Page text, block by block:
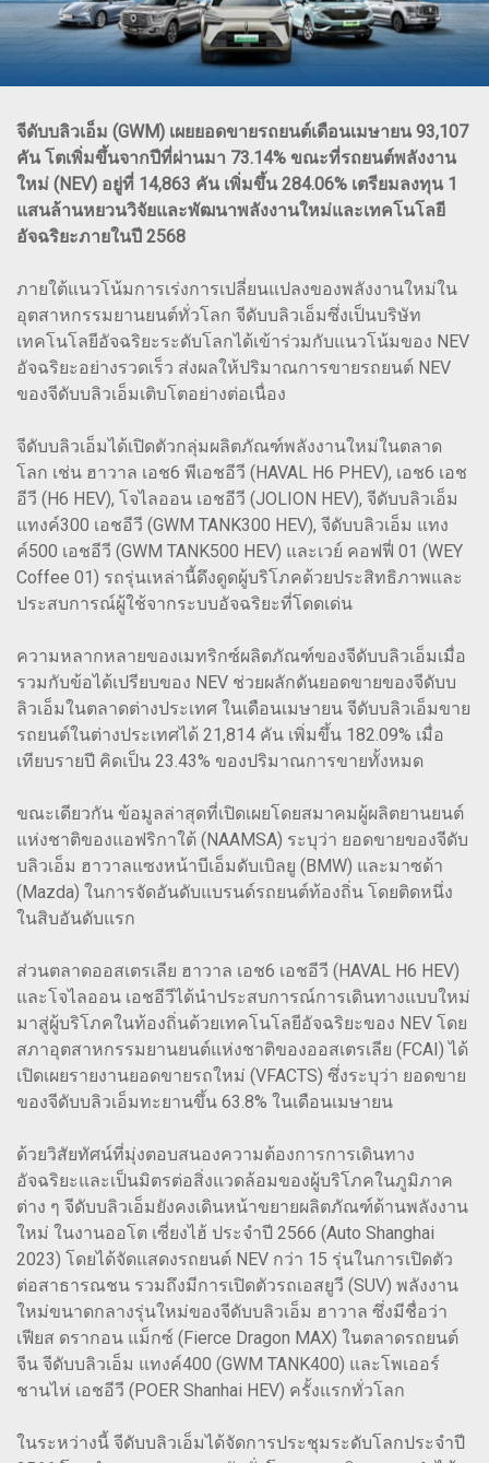
จีดับบลิวเอ็ม (GWM) เผยยอดขายรถยนต์เดือนเมษายน 93,107
คัน โตเพิ่มขึ้นจากปีที่ผ่านมา 73.14% ขณะที่รถยนต์พลังงาน
ใหม่ (NEV) อยู่ที่ 14,863 คัน เพิ่มขึ้น 284.06% เตรียมลงทุน 1
แสนล้านหยวนวิจัยและพัฒนาพลังงานใหม่และเทคโนโลยี
อัจฉริยะภายในปี 2568
ภายใต้แนวโน้มการเร่งการเปลี่ยนแปลงของพลังงานใหม่ใน
อุตสาหกรรมยานยนต์ทั่วโลก จีดับบลิวเอ็มซึ่งเป็นบริษัท
เทคโนโลยีอัจฉริยะระดับโลกได้เข้าร่วมกับแนวโน้มของ NEV
อัจฉริยะอย่างรวดเร็ว ส่งผลให้ปริมาณการขายรถยนต์ NEV
ของจีดับบลิวเอ็มเติบโตอย่างต่อเนื่อง
จีดับบลิวเอ็มได้เปิดตัวกลุ่มผลิตภัณฑ์พลังงานใหม่ในตลาด
โลก เช่น ฮาวาล เอช6 พีเอชอีวี (HAVAL H6 PHEV), เอช6 เอช
อีวี (H6 HEV), โจไลออน เอชอีวี (JOLION HEV), จีดับบลิวเอ็ม
แทงค์300 เอชอีวี (GWM TANK300 HEV), จีดับบลิวเอ็ม แทง
ค์500 เอชอีวี (GWM TANK500 HEV) และเวย์ คอฟฟี่ 01 (WEY
Coffee 01) รถรุ่นเหล่านี้ดึงดูดผู้บริโภคด้วยประสิทธิภาพและ
ประสบการณ์ผู้ใช้จากระบบอัจฉริยะที่โดดเด่น
ความหลากหลายของเมทริกซ์ผลิตภัณฑ์ของจีดับบลิวเอ็มเมื่อ
รวมกับข้อได้เปรียบของ NEV ช่วยผลักดันยอดขายของจีดับบ
ลิวเอ็มในตลาดต่างประเทศ ในเดือนเมษายน จีดับบลิวเอ็มขาย
รถยนต์ในต่างประเทศได้ 21,814 คัน เพิ่มขึ้น 182.09% เมื่อ
เทียบรายปี คิดเป็น 23.43% ของปริมาณการขายทั้งหมด
ขณะเดียวกัน ข้อมูลล่าสุดที่เปิดเผยโดยสมาคมผู้ผลิตยานยนต์
แห่งชาติของแอฟริกาใต้ (NAAMSA) ระบุว่า ยอดขายของจีดับ
บลิวเอ็ม ฮาวาลแซงหน้าบีเอ็มดับเบิลยู (BMW) และมาซด้า
(Mazda) ในการจัดอันดับแบรนด์รถยนต์ท้องถิ่น โดยติดหนึ่ง
ในสิบอันดับแรก
ส่วนตลาดออสเตรเลีย ฮาวาล เอช6 เอชอีวี (HAVAL H6 HEV)
และโจไลออน เอชอีวีได้นำประสบการณ์การเดินทางแบบใหม่
มาสู่ผู้บริโภคในท้องถิ่นด้วยเทคโนโลยีอัจฉริยะของ NEV โดย
สภาอุตสาหกรรมยานยนต์แห่งชาติของออสเตรเลีย (FCAI) ได้
เปิดเผยรายงานยอดขายรถใหม่ (VFACTS) ซึ่งระบุว่า ยอดขาย
ของจีดับบลิวเอ็มทะยานขึ้น 63.8% ในเดือนเมษายน
ด้วยวิสัยทัศน์ที่มุ่งตอบสนองความต้องการการเดินทาง
อัจฉริยะและเป็นมิตรต่อสิ่งแวดล้อมของผู้บริโภคในภูมิภาค
ต่าง ๆ จีดับบลิวเอ็มยังคงเดินหน้าขยายผลิตภัณฑ์ด้านพลังงาน
ใหม่ ในงานออโต เซี่ยงไฮ้ ประจำปี 2566 (Auto Shanghai
2023) โดยได้จัดแสดงรถยนต์ NEV กว่า 15 รุ่นในการเปิดตัว
ต่อสาธารณชน รวมถึงมีการเปิดตัวรถเอสยูวี (SUV) พลังงาน
ใหม่ขนาดกลางรุ่นใหม่ของจีดับบลิวเอ็ม ฮาวาล ซึ่งมีชื่อว่า
เฟียส ดรากอน แม็กซ์ (Fierce Dragon MAX) ในตลาดรถยนต์
จีน จีดับบลิวเอ็ม แทงค์400 (GWM TANK400) และโพเออร์
ชานไห่ เอชอีวี (POER Shanhai HEV) ครั้งแรกทั่วโลก
ในระหว่างนี้ จีดับบลิวเอ็มได้จัดการประชุมระดับโลกประจำปี